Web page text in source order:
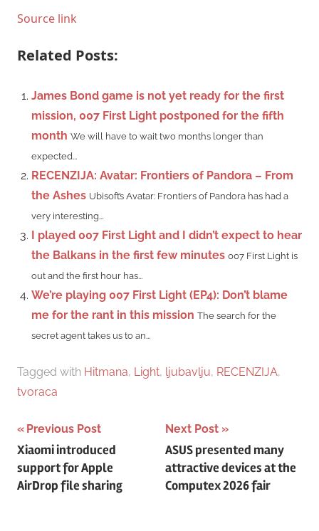
Source link
Related Posts:
James Bond game is not yet ready for the first
mission, 007 First Light postponed for the fifth
month We will have to wait two months longer than
expected...
RECENZIJA: Avatar: Frontiers of Pandora – From
the Ashes Ubisoft’s Avatar: Frontiers of Pandora has had a
very interesting...
I played 007 First Light and I didn’t expect to hear
the Balkans in the first few minutes 007 First Light is
out and the first hour has...
We’re playing 007 First Light (EP4): Don’t blame
me for the rant in this mission The search for the
secret agent takes us to an...
Tagged with Hitmana, Light, ljubavlju, RECENZIJA,
tvoraca
Post
navigation
Previous Post
Xiaomi introduced
support for Apple
AirDrop file sharing
Next Post
ASUS presented many
attractive devices at the
Computex 2026 fair